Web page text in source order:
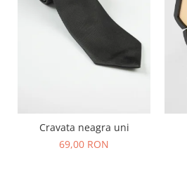
Cravata neagra uni
69,00 RON